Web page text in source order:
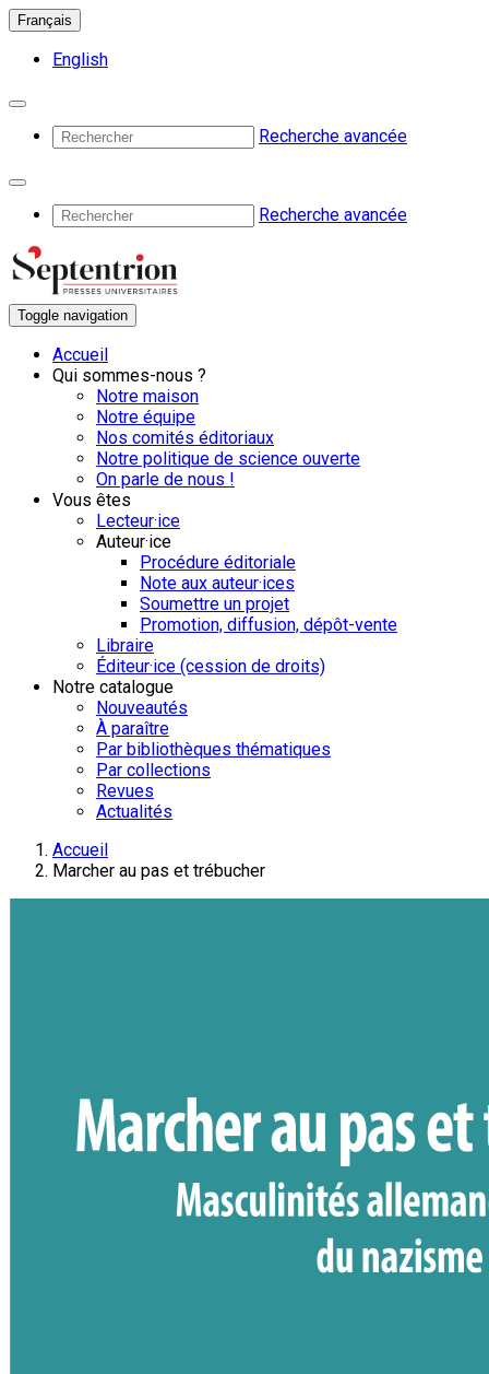
Français
English
Recherche avancée
Recherche avancée
Toggle navigation
Accueil
Qui sommes-nous ?
Notre maison
Notre équipe
Nos comités éditoriaux
Notre politique de science ouverte
On parle de nous !
Vous êtes
Lecteur·ice
Auteur·ice
Procédure éditoriale
Note aux auteur·ices
Soumettre un projet
Promotion, diffusion, dépôt-vente
Libraire
Éditeur·ice (cession de droits)
Notre catalogue
Nouveautés
À paraître
Par bibliothèques thématiques
Par collections
Revues
Actualités
Accueil
Marcher au pas et trébucher